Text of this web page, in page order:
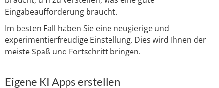
Eingabeaufforderung braucht.
Im besten Fall haben Sie eine neugierige und
experimentierfreudige Einstellung. Dies wird Ihnen der
meiste Spaß und Fortschritt bringen.
Eigene KI Apps erstellen